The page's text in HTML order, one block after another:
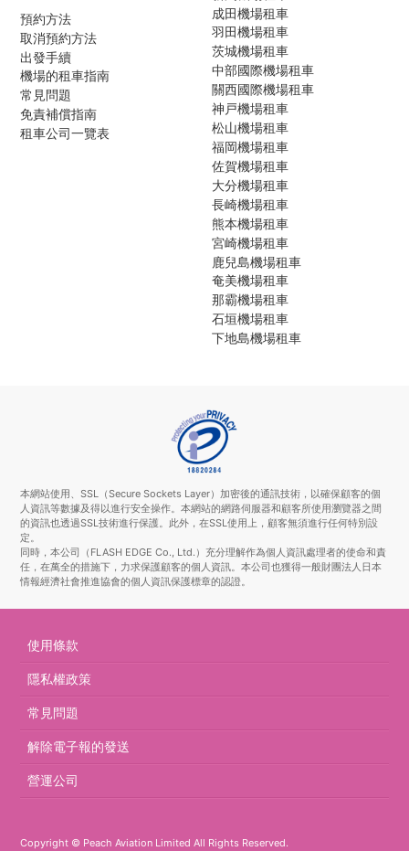
預約方法
取消預約方法
出發手續
機場的租車指南
常見問題
免責補償指南
租車公司一覽表
成田機場租車
羽田機場租車
茨城機場租車
中部國際機場租車
關西國際機場租車
神戸機場租車
松山機場租車
福岡機場租車
佐賀機場租車
大分機場租車
長崎機場租車
熊本機場租車
宮崎機場租車
鹿兒島機場租車
奄美機場租車
那霸機場租車
石垣機場租車
下地島機場租車
本網站使用、SSL（Secure Sockets Layer）加密後的通訊技術，以確保顧客的個
人資訊等數據及得以進行安全操作。本網站的網路伺服器和顧客所使用瀏覽器之間
的資訊也透過SSL技術進行保護。此外，在SSL使用上，顧客無須進行任何特別設
定。
同時，本公司（FLASH EDGE Co., Ltd.）充分理解作為個人資訊處理者的使命和責
任，在萬全的措施下，力求保護顧客的個人資訊。本公司也獲得一般財團法人日本
情報經濟社會推進協會的個人資訊保護標章的認證。
使用條款
隱私權政策
常見問題
解除電子報的發送
營運公司
Copyright © Peach Aviation Limited All Rights Reserved.